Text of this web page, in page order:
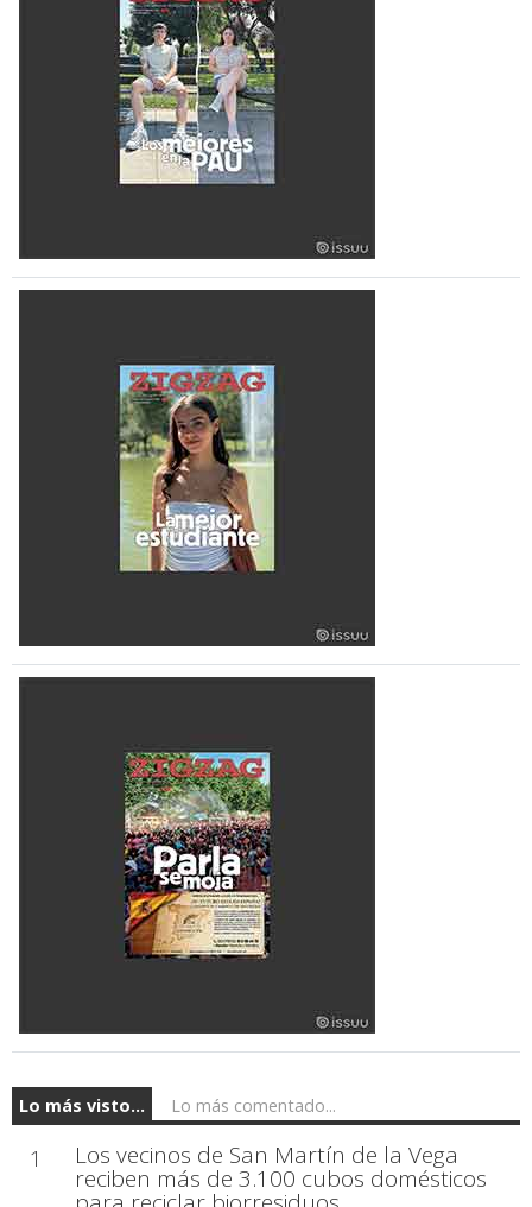
Lo más visto... Lo más comentado...
1 Los vecinos de San Martín de la Vega
reciben más de 3.100 cubos domésticos